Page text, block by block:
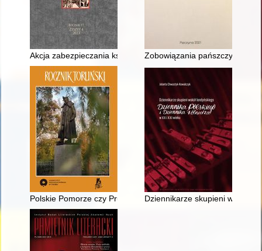
Akcja zabezpieczania księgozbiorów i bibliotek w latach
Zobowiązania pańszczyźniane
Polskie Pomorze czy Prusy Zachodnie? : kwestia
Dziennikarze skupieni wokół